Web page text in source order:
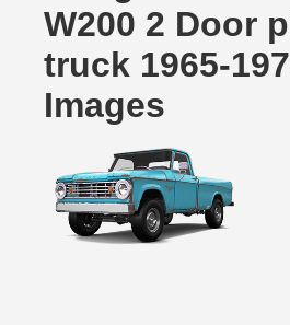
W200 2 Door
truck 1965-
Images